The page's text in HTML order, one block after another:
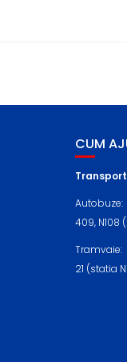
CUM
Transport
Autobuze:
409, N108
Tramvaie:
21 (statia